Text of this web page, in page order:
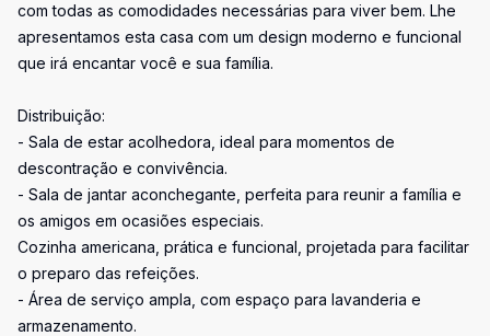
com todas as comodidades necessárias para viver bem. Lhe
apresentamos esta casa com um design moderno e funcional
que irá encantar você e sua família.
Distribuição:
- Sala de estar acolhedora, ideal para momentos de
descontração e convivência.
- Sala de jantar aconchegante, perfeita para reunir a família e
os amigos em ocasiões especiais.
Cozinha americana, prática e funcional, projetada para facilitar
o preparo das refeições.
- Área de serviço ampla, com espaço para lavanderia e
armazenamento.